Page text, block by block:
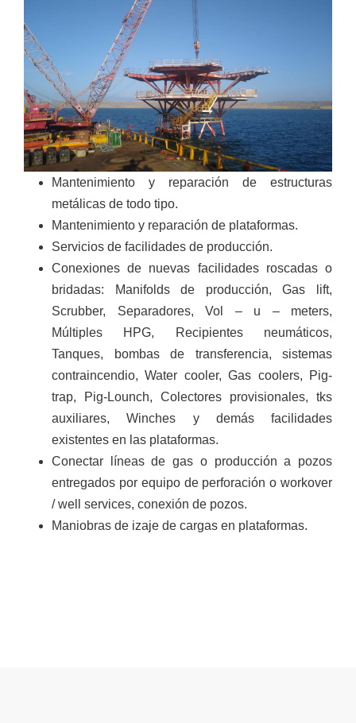
Mantenimiento y reparación de estructuras
metálicas de todo tipo.
Mantenimiento y reparación de plataformas.
Servicios de facilidades de producción.
Conexiones de nuevas facilidades roscadas o
bridadas: Manifolds de producción, Gas lift,
Scrubber, Separadores, Vol – u – meters,
Múltiples HPG, Recipientes neumáticos,
Tanques, bombas de transferencia, sistemas
contraincendio, Water cooler, Gas coolers, Pig-
trap, Pig-Lounch, Colectores provisionales, tks
auxiliares, Winches y demás facilidades
existentes en las plataformas.
Conectar líneas de gas o producción a pozos
entregados por equipo de perforación o workover
/ well services, conexión de pozos.
Maniobras de izaje de cargas en plataformas.